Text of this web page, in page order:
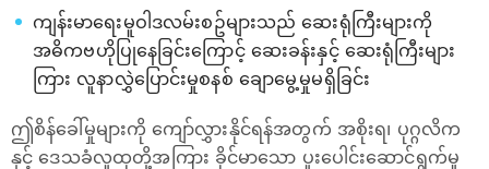
ကျန်းမာရေးမူဝါဒလမ်းစဥ်များသည် ဆေးရုံကြီးများကို
အဓိကဗဟိုပြုနေခြင်းကြောင့် ဆေးခန်းနှင့် ဆေးရုံကြီးများ
ကြား လူနာလွှဲပြောင်းမှုစနစ် ချောမွေ့မှုမရှိခြင်း
ဤစိန်ခေါ်မှုများကို ကျော်လွှားနိုင်ရန်အတွက် အစိုးရ၊ ပုဂ္ဂလိက
နှင့် ဒေသခံလူထုတို့အကြား ခိုင်မာသော ပူးပေါင်းဆောင်ရွက်မှု